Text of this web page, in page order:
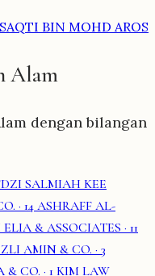
BIN MOHD AROS
Alam
dengan bilangan
SALMIAH KEE
· 14 ASHRAFF AL-
& ASSOCIATES · 11
AMIN & CO. · 3
& CO. · 1 KIM LAW